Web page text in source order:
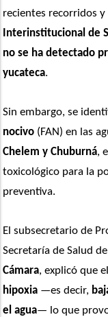
recientes recorridos
Interinstitucional de
no se ha detectado
yucateca.
Sin embargo, se
nocivo (FAN) en las
Chelem y Chuburná,
toxicológico para la
preventiva.
El subsecretario de
Secretaría de Salud de
Cámara, explicó que
hipoxia —es decir,
el agua— lo que